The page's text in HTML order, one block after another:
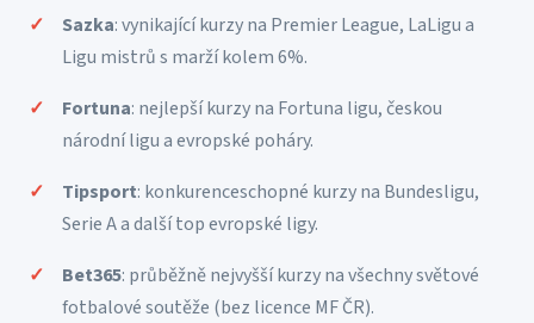
Sazka: vynikající kurzy na Premier League, LaLigu a
Ligu mistrů s marží kolem 6%.
Fortuna: nejlepší kurzy na Fortuna ligu, českou
národní ligu a evropské poháry.
Tipsport: konkurenceschopné kurzy na Bundesligu,
Serie A a další top evropské ligy.
Bet365: průběžně nejvyšší kurzy na všechny světové
fotbalové soutěže (bez licence MF ČR).